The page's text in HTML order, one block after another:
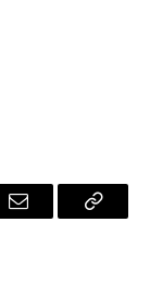
Email
Copy